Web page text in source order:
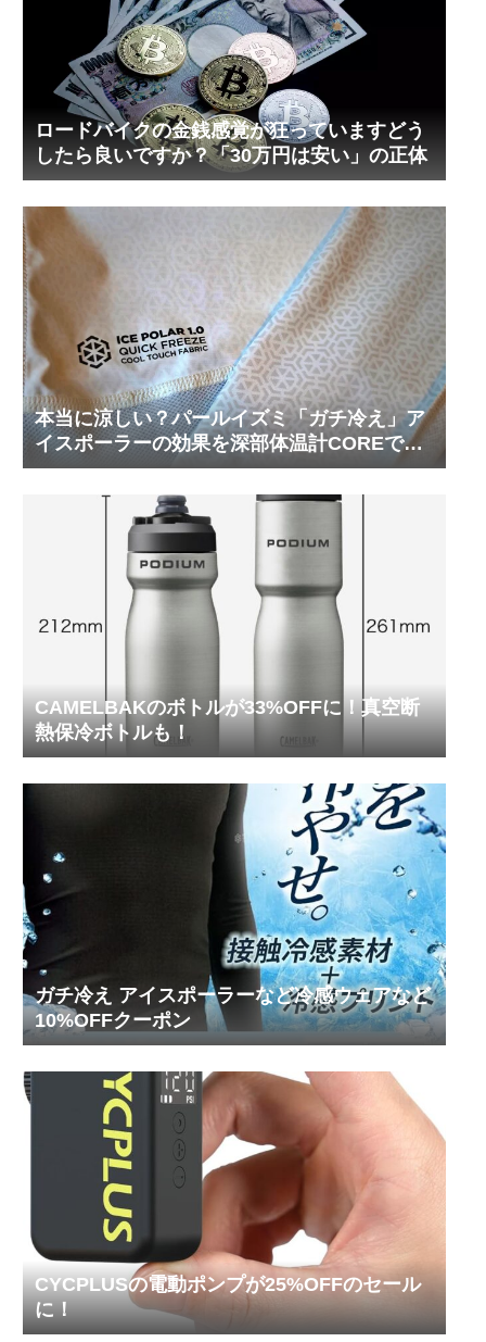
ロードバイクの金銭感覚が狂っていますどう
したら良いですか？「30万円は安い」の正体
本当に涼しい？パールイズミ「ガチ冷え」ア
イスポーラーの効果を深部体温計COREで測
ってみた
CAMELBAKのボトルが33%OFFに！真空断
熱保冷ボトルも！
ガチ冷え アイスポーラーなど冷感ウェアなど
10%OFFクーポン
CYCPLUSの電動ポンプが25%OFFのセール
に！